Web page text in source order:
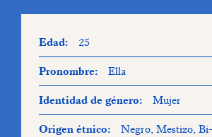
Edad: 25
Pronombre: Ella
Identidad de género: Mujer
Origen étnico: Negro, Mestizo,